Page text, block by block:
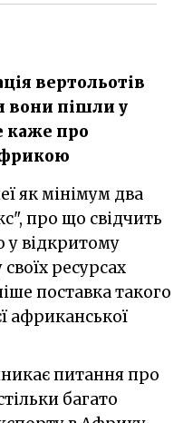
вертольотів
вони пішли у
каже про
про що свідчить
у відкритому
ресурсах
поставка такого
африканської
питання про
багато